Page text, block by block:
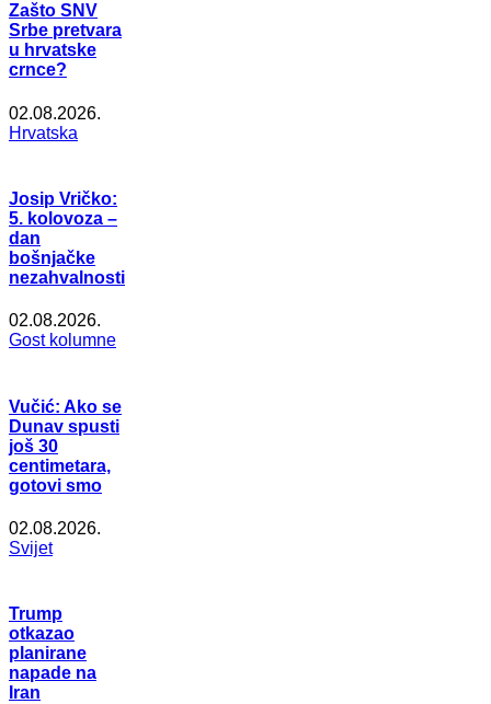
Zašto SNV
Srbe pretvara
u hrvatske
crnce?
02.08.2026.
Hrvatska
Josip Vričko:
5. kolovoza –
dan
bošnjačke
nezahvalnosti
02.08.2026.
Gost kolumne
Vučić: Ako se
Dunav spusti
još 30
centimetara,
gotovi smo
02.08.2026.
Svijet
Trump
otkazao
planirane
napade na
Iran